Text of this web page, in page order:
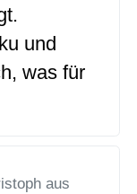
und
was für
aus